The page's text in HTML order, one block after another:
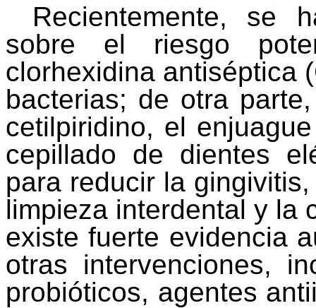
Recientemente, se
sobre el riesgo
clorhexidina antiséptica
bacterias; de otra
cetilpiridino, el
cepillado de dientes
para reducir la
limpieza interdental y la
existe fuerte evidencia
otras intervenciones,
probióticos, agentes